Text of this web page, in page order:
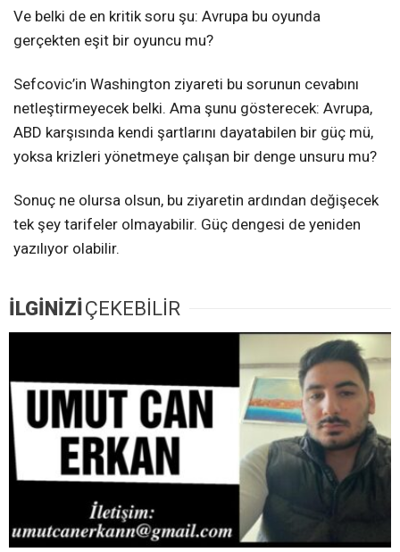
Ve belki de en kritik soru şu: Avrupa bu oyunda
gerçekten eşit bir oyuncu mu?
Sefcovic’in Washington ziyareti bu sorunun cevabını
netleştirmeyecek belki. Ama şunu gösterecek: Avrupa,
ABD karşısında kendi şartlarını dayatabilen bir güç mü,
yoksa krizleri yönetmeye çalışan bir denge unsuru mu?
Sonuç ne olursa olsun, bu ziyaretin ardından değişecek
tek şey tarifeler olmayabilir. Güç dengesi de yeniden
yazılıyor olabilir.
İLGİNİZİ ÇEKEBİLİR